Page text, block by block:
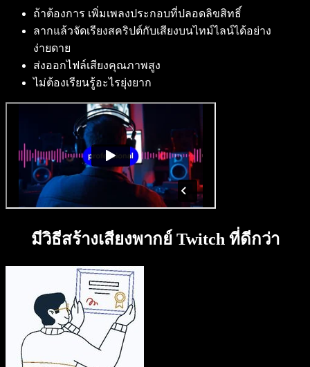
ถ้าต้องการ เพิ่มเพลงประกอบที่ปลอดลิขสิทธิ์
ลากแล้วจัดเรียงสคริปต์กับเสียงบนไทม์ไลน์ได้อย่าง
ง่ายดาย
ส่งออกไฟล์เสียงคุณภาพสูง
ไม่ต้องเรียนรู้อะไรยุ่งยาก
มีวิธีสร้างเสียงพากย์ Twitch ที่ดีกว่า